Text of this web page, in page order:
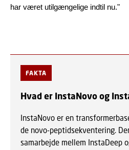
har været utilgængelige indtil nu."
FAKTA
Hvad er InstaNovo og
InstaNovo er en
de novo-peptidsekventering.
samarbejde mellem InstaDeep